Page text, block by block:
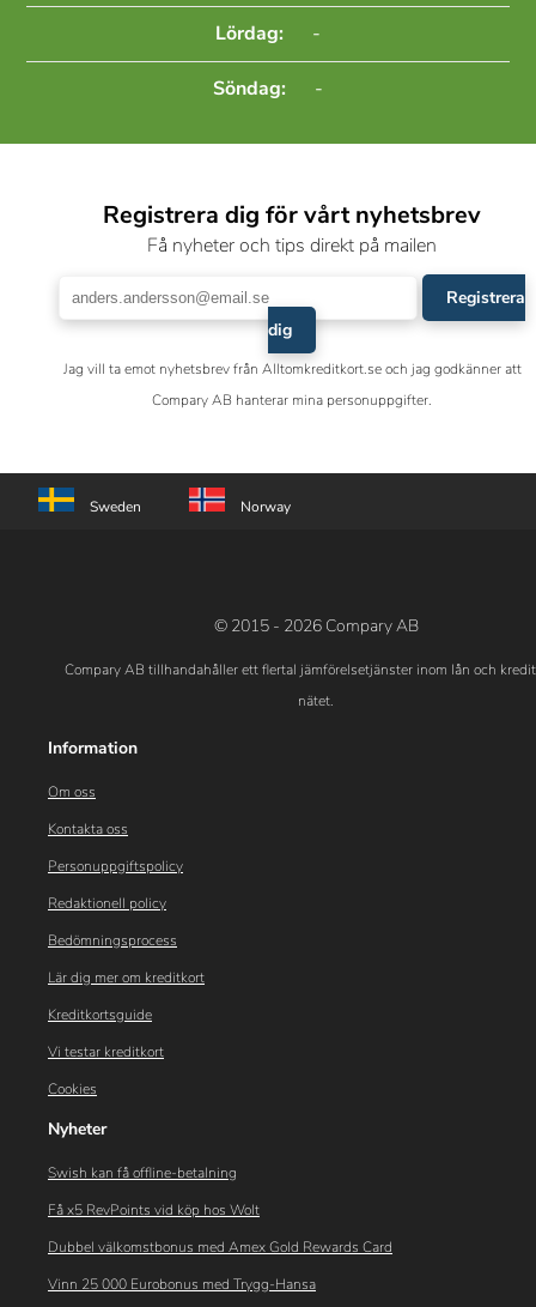
Lördag: -
Söndag: -
Registrera dig för vårt nyhetsbrev
Få nyheter och tips direkt på mailen
Registrera
dig
Jag vill ta emot nyhetsbrev från Alltomkreditkort.se och jag godkänner att
Compary AB hanterar mina personuppgifter.
Sweden Norway
© 2015 - 2026 Compary AB
Compary AB tillhandahåller ett flertal jämförelsetjänster inom lån och
nätet.
Information
Om oss
Kontakta oss
Personuppgiftspolicy
Redaktionell policy
Bedömningsprocess
Lär dig mer om kreditkort
Kreditkortsguide
Vi testar kreditkort
Cookies
Nyheter
Swish kan få offline-betalning
Få x5 RevPoints vid köp hos Wolt
Dubbel välkomstbonus med Amex Gold Rewards Card
Vinn 25 000 Eurobonus med Trygg-Hansa